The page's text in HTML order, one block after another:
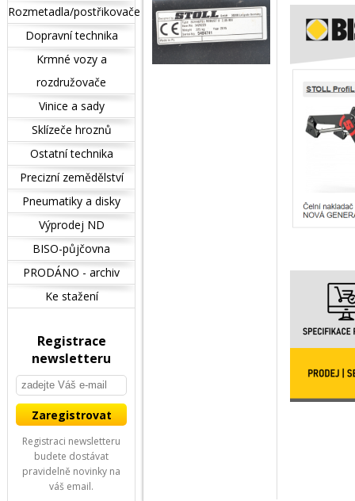
Rozmetadla/postřikovače
Dopravní technika
Krmné vozy a
rozdružovače
Vinice a sady
Sklízeče hroznů
Ostatní technika
Precizní zemědělství
Pneumatiky a disky
Výprodej ND
BISO-půjčovna
PRODÁNO - archiv
Ke stažení
Registrace
newsletteru
Registraci newsletteru
budete dostávat
pravidelně novinky na
váš email.